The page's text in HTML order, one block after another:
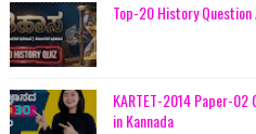
Top-20 History
KARTET-2014 Paper-02
in Kannada